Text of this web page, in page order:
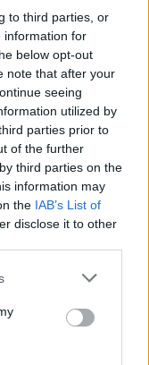
to third parties, or
information for
below opt-out
note that after your
seeing
utilized by
parties prior to
of the further
third parties on the
information may
the IAB’s List of
disclose it to other
- PSG
Ciudad de Palma
Local
Visitante